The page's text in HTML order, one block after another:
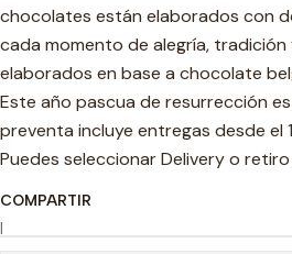
chocolates están elaborados con
cada momento de alegría, tradición
elaborados en base a chocolate
Este año pascua de resurrección
preventa incluye entregas desde el
Puedes seleccionar Delivery o
COMPARTIR
|